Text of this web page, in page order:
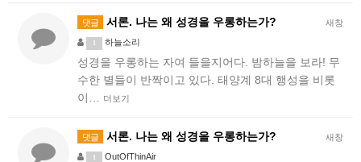
새창
댓글 서론. 나는 왜 성경을 우롱하는가?
하늘소리
성경을 우롱하는 자여 들을지어다. 밤하늘을 보라! 무
수한 별들이 반짝이고 있다. 태양계 8대 행성을 비롯
이…
더보기
새창
댓글 서론. 나는 왜 성경을 우롱하는가?
OutOfThinAir